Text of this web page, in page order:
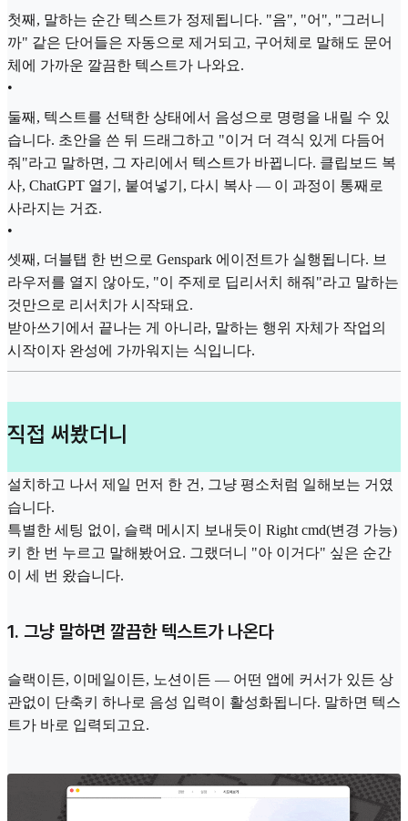
첫째, 말하는 순간 텍스트가 정제됩니다. "음", "어", "그러니
까" 같은 단어들은 자동으로 제거되고, 구어체로 말해도 문어
체에 가까운 깔끔한 텍스트가 나와요.
•
둘째, 텍스트를 선택한 상태에서 음성으로 명령을 내릴 수 있
습니다. 초안을 쓴 뒤 드래그하고 "이거 더 격식 있게 다듬어
줘"라고 말하면, 그 자리에서 텍스트가 바뀝니다. 클립보드 복
사, ChatGPT 열기, 붙여넣기, 다시 복사 — 이 과정이 통째로
사라지는 거죠.
•
셋째, 더블탭 한 번으로 Genspark 에이전트가 실행됩니다. 브
라우저를 열지 않아도, "이 주제로 딥리서치 해줘"라고 말하는
것만으로 리서치가 시작돼요.
받아쓰기에서 끝나는 게 아니라, 말하는 행위 자체가 작업의
시작이자 완성에 가까워지는 식입니다.
직접 써봤더니
설치하고 나서 제일 먼저 한 건, 그냥 평소처럼 일해보는 거였
습니다.
특별한 세팅 없이, 슬랙 메시지 보내듯이 Right cmd(변경 가능)
키 한 번 누르고 말해봤어요. 그랬더니 "아 이거다" 싶은 순간
이 세 번 왔습니다.
1. 그냥 말하면 깔끔한 텍스트가 나온다
슬랙이든, 이메일이든, 노션이든 — 어떤 앱에 커서가 있든 상
관없이 단축키 하나로 음성 입력이 활성화됩니다. 말하면 텍스
트가 바로 입력되고요.